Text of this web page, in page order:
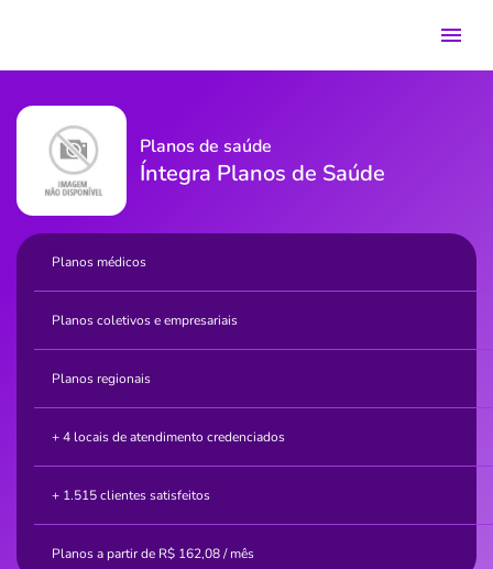
Planos de saúde
Íntegra Planos de Saúde
Planos médicos
Planos coletivos e empresariais
Planos regionais
+ 4 locais de atendimento credenciados
+ 1.515 clientes satisfeitos
Planos a partir de R$ 162,08/ mês